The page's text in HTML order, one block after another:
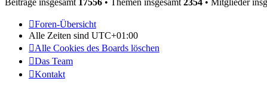
Foren-Übersicht
Alle Zeiten sind UTC+01:00
Alle Cookies des Boards löschen
Das Team
Kontakt